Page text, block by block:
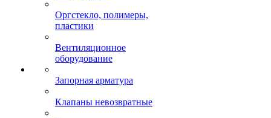
Оргстекло, полимеры,
пластики
Вентиляционное
оборудование
Запорная арматура
Клапаны невозвратные